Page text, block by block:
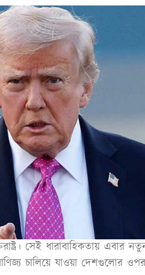
সেই ধারাবাহিকতায় এবার
চালিয়ে যাওয়া দেশগুলোর